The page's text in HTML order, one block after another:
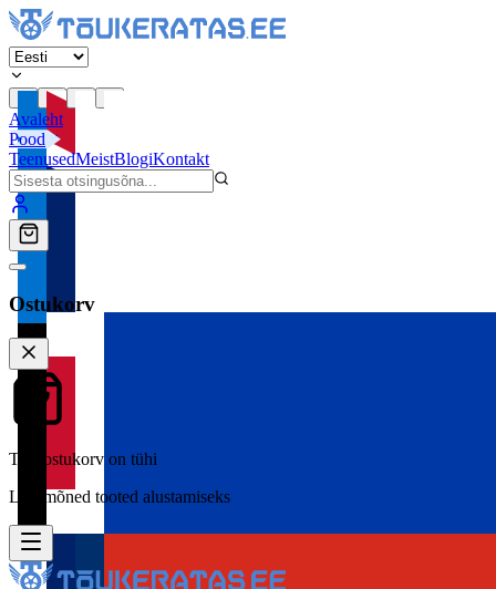
Avaleht
Pood
TeenusedMeistBlogiKontakt
Ostukorv
Teie ostukorv on tühi
Lisa mõned tooted alustamiseks